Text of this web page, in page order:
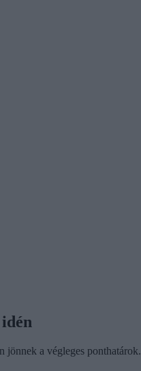
jönnek a végleges ponthatárok.